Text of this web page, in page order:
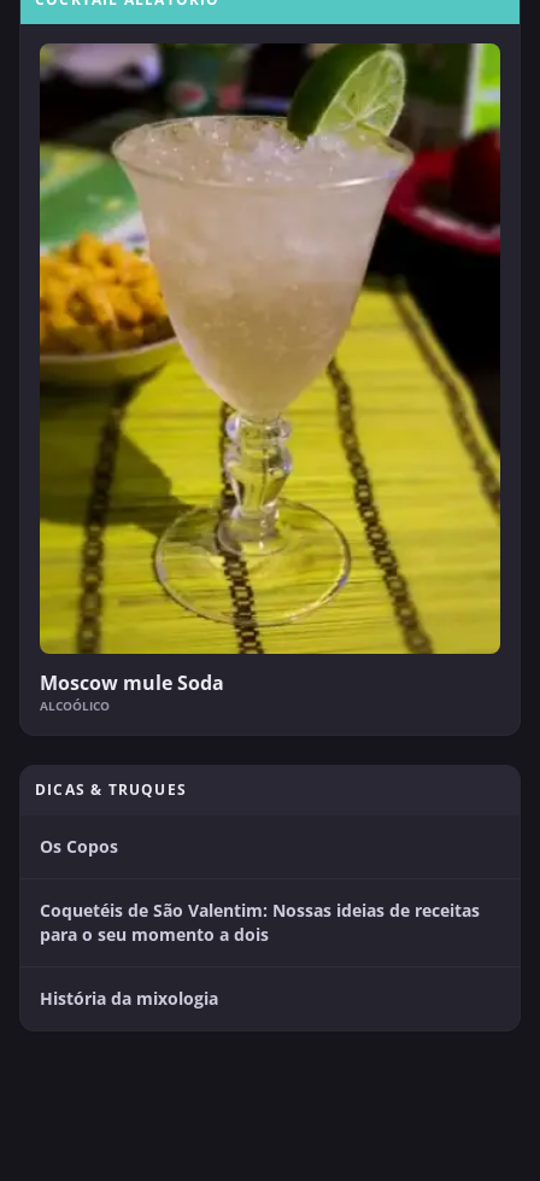
Moscow mule Soda
ALCOÓLICO
DICAS & TRUQUES
Os Copos
Coquetéis de São Valentim: Nossas ideias de receitas
para o seu momento a dois
História da mixologia